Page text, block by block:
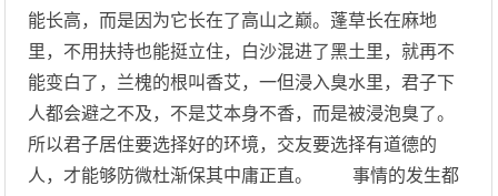
能长高，而是因为它长在了高山之巅。蓬草长在麻地
里，不用扶持也能挺立住，白沙混进了黑土里，就再不
能变白了，兰槐的根叫香艾，一但浸入臭水里，君子下
人都会避之不及，不是艾本身不香，而是被浸泡臭了。
所以君子居住要选择好的环境，交友要选择有道德的
人，才能够防微杜渐保其中庸正直。 事情的发生都